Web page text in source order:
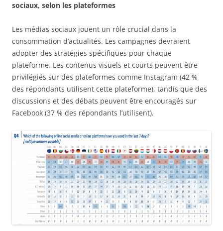
sociaux, selon les plateformes
Les médias sociaux jouent un rôle crucial dans la
consommation d’actualités. Les campagnes devraient
adopter des stratégies spécifiques pour chaque
plateforme. Les contenus visuels et courts peuvent être
privilégiés sur des plateformes comme Instagram (42 %
des répondants utilisent cette plateforme), tandis que des
discussions et des débats peuvent être encouragés sur
Facebook (37 % des répondants l’utilisent).